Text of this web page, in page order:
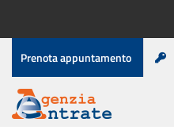
contenuto
Menu
di
servizio
Prenota appuntamento